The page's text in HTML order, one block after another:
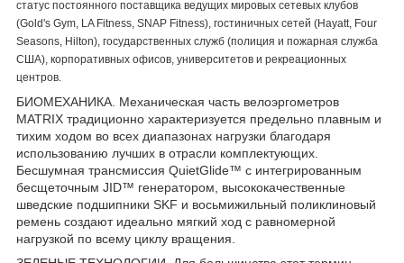
статус постоянного поставщика ведущих мировых сетевых клубов
(Gold's Gym, LA Fitness, SNAP Fitness), гостиничных сетей (Hayatt, Four
Seasons, Hilton), государственных служб (полиция и пожарная служба
США), корпоративных офисов, университетов и рекреационных
центров.
БИОМЕХАНИКА. Механическая часть велоэргометров
MATRIX традиционно характеризуется предельно плавным и
тихим ходом во всех диапазонах нагрузки благодаря
использованию лучших в отрасли комплектующих.
Бесшумная трансмиссия QuietGlide™ с интегрированным
беcщеточным JID™ генератором, высококачественные
шведские подшипники SKF и восьмижильный поликлиновый
ремень создают идеально мягкий ход с равномерной
нагрузкой по всему циклу вращения.